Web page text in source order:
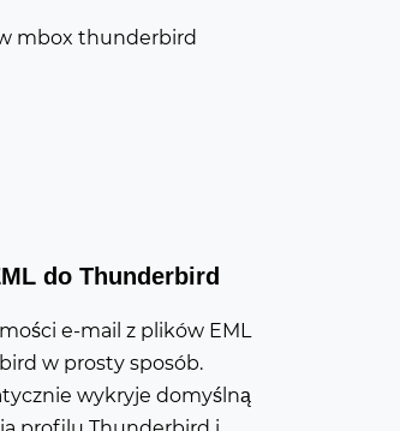
do Thunderbird
e-mail z plików EML
w prosty sposób.
wykryje domyślną